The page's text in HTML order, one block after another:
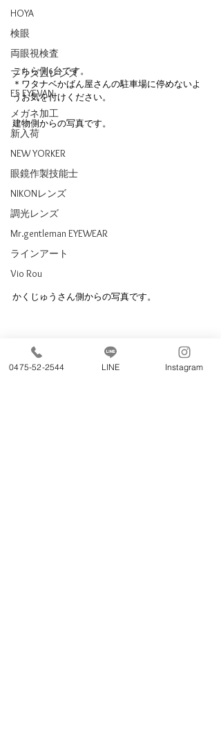
HOYA
検眼
両眼視検査
プリズムレンズ
E5 EYEVAN
メガネ加工
新入荷
NEW YORKER
眼鏡作製技能士
NIKONレンズ
調光レンズ
Mr.gentleman EYEWEAR
ラインアート
Vio Rou
こちら側6台です。
＊ワタナベかばん屋さんの駐車場に停めないよ
うお気を付けください。
建物側からの写真です。
かくじゅうさん側からの写真です。
0475-52-2544 LINE Instagram